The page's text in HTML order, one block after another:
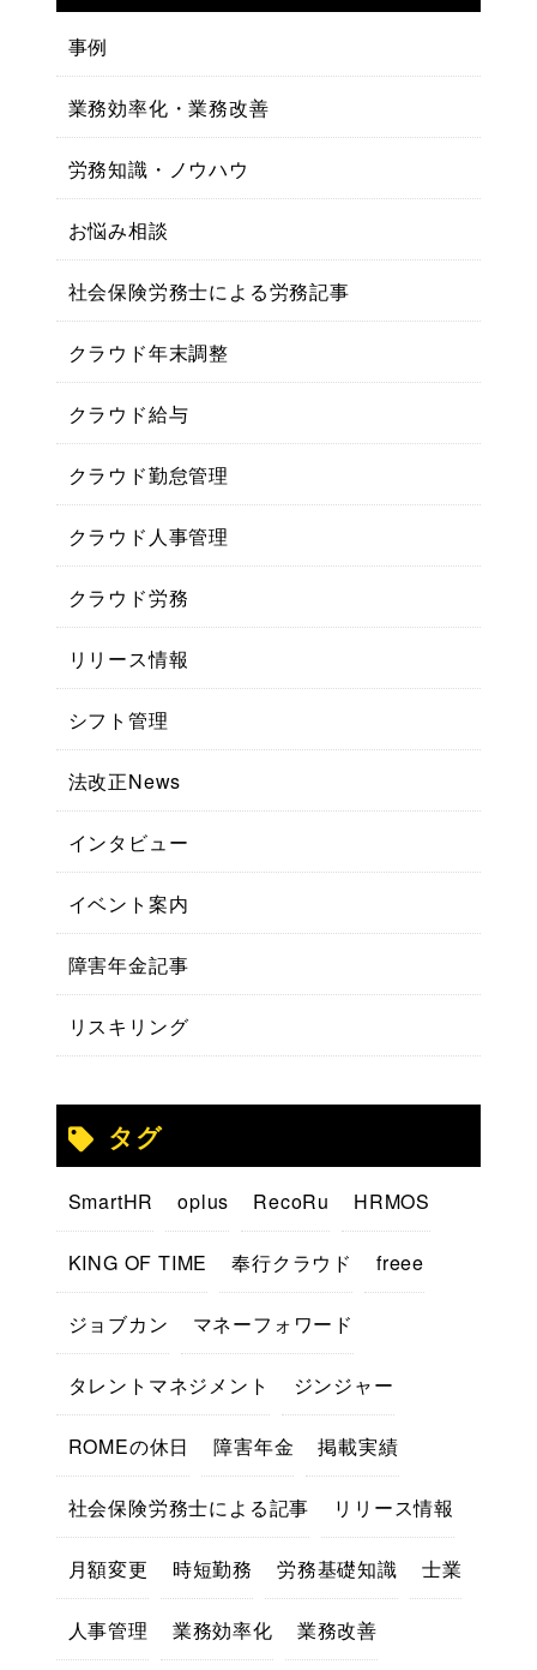
事例
業務効率化・業務改善
労務知識・ノウハウ
お悩み相談
社会保険労務士による労務記事
クラウド年末調整
クラウド給与
クラウド勤怠管理
クラウド人事管理
クラウド労務
リリース情報
シフト管理
法改正News
インタビュー
イベント案内
障害年金記事
リスキリング
タグ
SmartHR oplus RecoRu HRMOS
KING OF TIME 奉行クラウド freee
ジョブカン マネーフォワード
タレントマネジメント ジンジャー
ROMEの休日 障害年金 掲載実績
社会保険労務士による記事 リリース情報
月額変更 時短勤務 労務基礎知識 士業
人事管理 業務効率化 業務改善